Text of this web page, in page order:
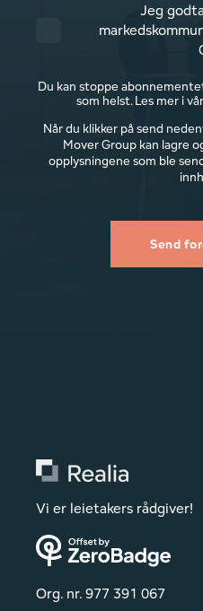
Jeg
Du kan stoppe
som helst. Les mer i vår
Når du klikker på send
Mover Group kan lagre
opplysningene som ble
Vi er leietakers rådgiver!
Org. nr. 977 391 067